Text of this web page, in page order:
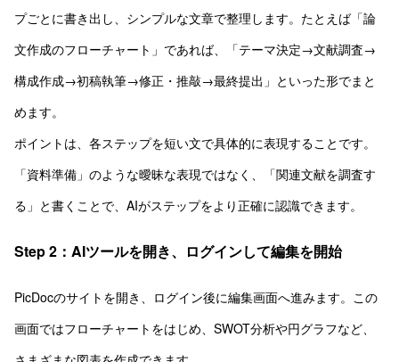
プごとに書き出し、シンプルな文章で整理します。たとえば「論
文作成のフローチャート」であれば、「テーマ決定→文献調査→
構成作成→初稿執筆→修正・推敲→最終提出」といった形でまと
めます。
ポイントは、各ステップを短い文で具体的に表現することです。
「資料準備」のような曖昧な表現ではなく、「関連文献を調査す
る」と書くことで、AIがステップをより正確に認識できます。
Step 2：AIツールを開き、ログインして編集を開始
PicDocのサイトを開き、ログイン後に編集画面へ進みます。この
画面ではフローチャートをはじめ、SWOT分析や円グラフなど、